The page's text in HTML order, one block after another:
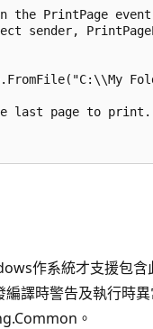
the PrintPage
sender,
last page to print.
作系統才支援包含
編譯時警告及執行時
。